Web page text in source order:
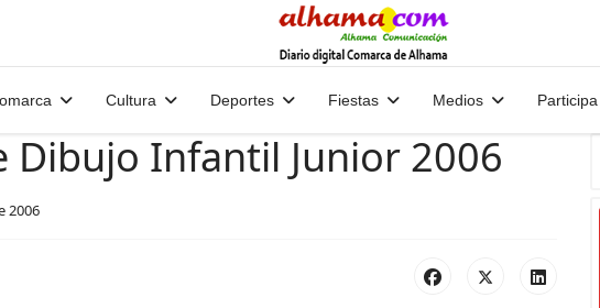
Cultura Deportes Fiestas Medios Participa
Dibujo Infantil Junior 2006
2006